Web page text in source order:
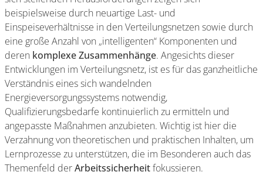
beispielsweise durch neuartige Last- und
Einspeiseverhältnisse in den Verteilungsnetzen sowie durch
eine große Anzahl von „intelligenten“ Komponenten und
deren komplexe Zusammenhänge. Angesichts dieser
Entwicklungen im Verteilungsnetz, ist es für das ganzheitliche
Verständnis eines sich wandelnden
Energieversorgungssystems notwendig,
Qualifizierungsbedarfe kontinuierlich zu ermitteln und
angepasste Maßnahmen anzubieten. Wichtig ist hier die
Verzahnung von theoretischen und praktischen Inhalten, um
Lernprozesse zu unterstützen, die im Besonderen auch das
Themenfeld derArbeitssicherheitfokussieren.